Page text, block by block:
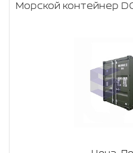
Морской контейнер